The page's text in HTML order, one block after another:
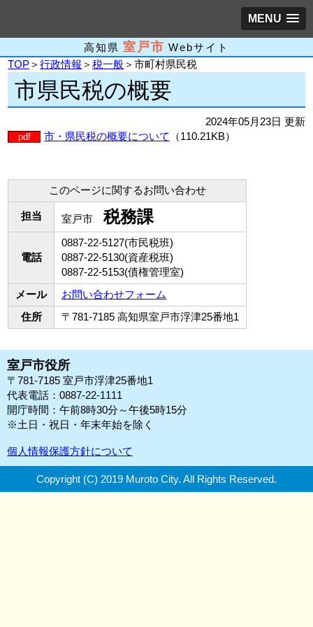
MENU
高知県 室戸市 Webサイト
TOP＞行政情報 ＞税一般＞市町村県民税
市県民税の概要
2024年05月23日 更新
pdf 市・県民税の概要について （110.21KB）
このページに関するお問い合わせ
担当 室戸市税務課
電話
0887-22-5127(市民税班)
0887-22-5130(資産税班)
0887-22-5153(債権管理室)
メール
お問い合わせフォーム
住所
〒781-7185 高知県室戸市浮津25番地1
室戸市役所
〒781-7185 室戸市浮津25番地1
代表電話：0887-22-1111
開庁時間：午前8時30分～午後5時15分
※土日・祝日・年末年始を除く
個人情報保護方針について
Copyright (C) 2019 Muroto City. All Rights Reserved.